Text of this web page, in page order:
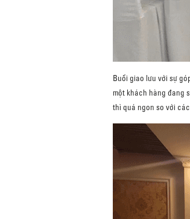
Buổi giao lưu với sự
một khách hàng đang
thì quá ngon so với